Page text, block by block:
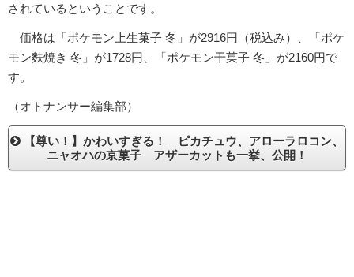
されているということです。
価格は「ポケモン上生菓子 冬」が2916円（税込み）、「ポケ
モン麩焼き 冬」が1728円、「ポケモン干菓子 冬」が2160円で
す。
（オトナンサー編集部）
【尊い！】かわいすぎる！ ピカチュウ、アローラロコン、
ニャオハの京菓子 アザーカットも一挙、公開！